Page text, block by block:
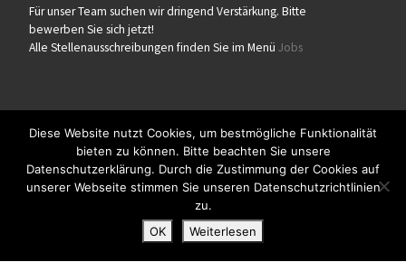
Für unser Team suchen wir dringend Verstärkung. Bitte
bewerben Sie sich jetzt!
Alle Stellenausschreibungen finden Sie im Menü Jobs
© 2026Konditorei Süßes Leben– Alle Rechte vorbehalten
Präsentiert von WP – Entworfen mit demCustomizr-Theme
Diese Website nutzt Cookies, um bestmögliche Funktionalität
bieten zu können. Bitte beachten Sie unsere
Datenschutzerklärung. Durch die Zustimmung der Cookies auf
unserer Webseite stimmen Sie unseren Datenschutzrichtlinien
zu.
OK
Weiterlesen